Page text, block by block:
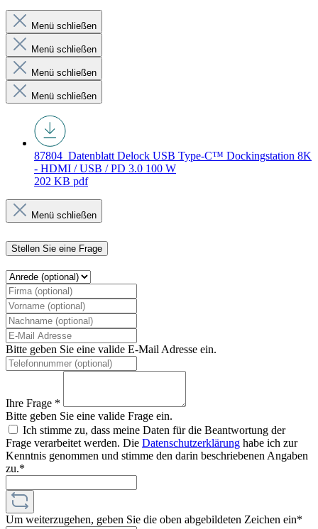
Menü schließen
Menü schließen
Menü schließen
Menü schließen
87804_Datenblatt Delock USB Type-C™ Dockingstation 8K
- HDMI / USB / PD 3.0 100 W
202 KB pdf
Menü schließen
Stellen Sie eine Frage
Bitte geben Sie eine valide E-Mail Adresse ein.
Ihre Frage *
Bitte geben Sie eine valide Frage ein.
Ich stimme zu, dass meine Daten für die Beantwortung der
Frage verarbeitet werden. Die Datenschutzerklärung habe ich zur
Kenntnis genommen und stimme den darin beschriebenen Angaben
zu.*
Um weiterzugehen, geben Sie die oben abgebildeten Zeichen ein*